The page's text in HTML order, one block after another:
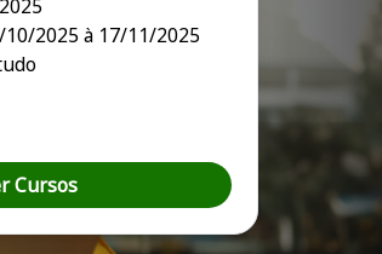
2025 à 17/11/2025
Cursos